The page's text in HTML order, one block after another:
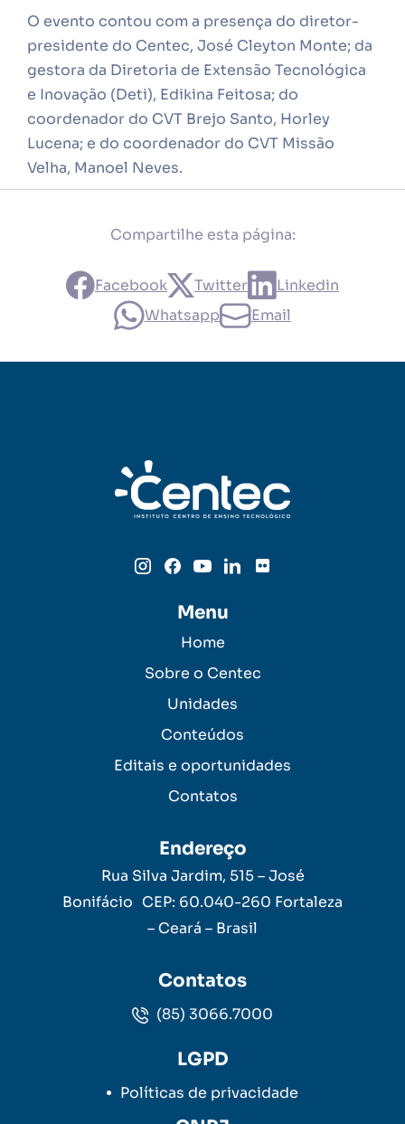
O evento contou com a presença do diretor-
presidente do Centec, José Cleyton Monte; da
gestora da Diretoria de Extensão Tecnológica
e Inovação (Deti), Edikina Feitosa; do
coordenador do CVT Brejo Santo, Horley
Lucena; e do coordenador do CVT Missão
Velha, Manoel Neves.
Compartilhe esta página:
Facebook Twitter
Linkedin
Whatsapp
Email
Menu
Home
Sobre o Centec
Unidades
Conteúdos
Editais e oportunidades
Contatos
Endereço
Rua Silva Jardim, 515 – José
Bonifácio CEP: 60.040-260 Fortaleza
– Ceará – Brasil
Contatos
(85) 3066.7000
LGPD
Políticas de privacidade